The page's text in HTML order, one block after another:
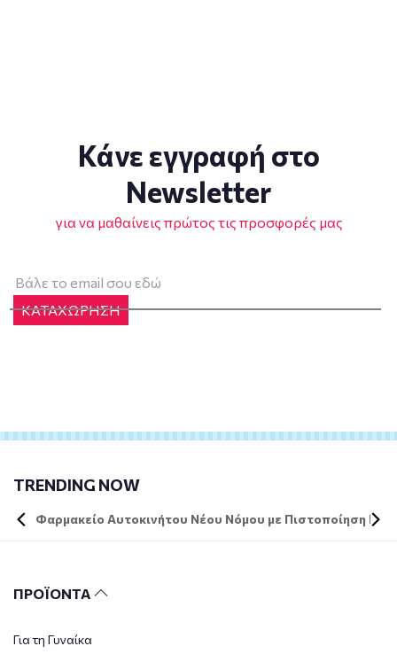
Κάνε εγγραφή στο
Newsletter
για να μαθαίνεις πρώτος τις προσφορές μας
ΚΑΤΑΧΩΡΗΣΗ
TRENDING NOW
Φαρμακείο Αυτοκινήτου Νέου Νόμου με Πιστοποίηση DIN
ΠΡΟΪΟΝΤΑ
Για τη Γυναίκα